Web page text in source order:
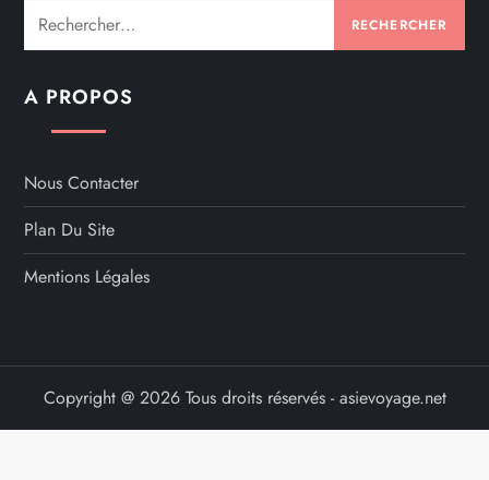
Rechercher :
A PROPOS
Nous Contacter
Plan Du Site
Mentions Légales
Copyright @ 2026 Tous droits réservés - asievoyage.net